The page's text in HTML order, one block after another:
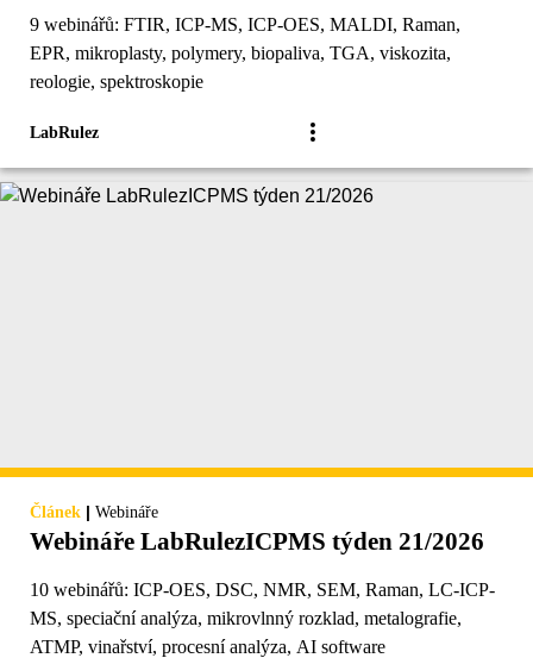
9 webinářů: FTIR, ICP-MS, ICP-OES, MALDI, Raman,
EPR, mikroplasty, polymery, biopaliva, TGA, viskozita,
reologie, spektroskopie
LabRulez
Článek | Webináře
Webináře LabRulezICPMS týden 21/2026
10 webinářů: ICP-OES, DSC, NMR, SEM, Raman, LC-ICP-
MS, speciační analýza, mikrovlnný rozklad, metalografie,
ATMP, vinařství, procesní analýza, AI software